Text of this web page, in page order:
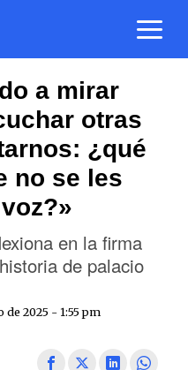
a mirar
otras
¿qué
no se les
en la firma
de palacio
de 2025 - 1:55 pm